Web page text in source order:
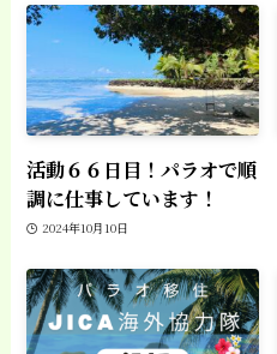
活動６６日目！パラオで順
調に仕事しています！
2024年10月10日